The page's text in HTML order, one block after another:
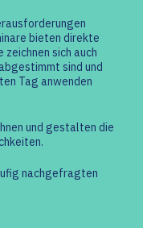
bieten direkte
sich auch
sind und
Tag anwenden
und gestalten die
nachgefragten